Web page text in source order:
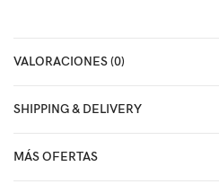
VALORACIONES (0)
SHIPPING & DELIVERY
MÁS OFERTAS